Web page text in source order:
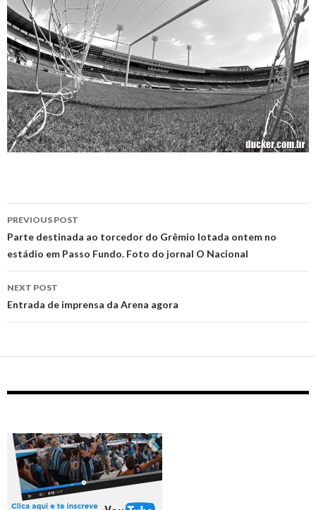
Post
navigation
PREVIOUS POST
Parte destinada ao torcedor do Grêmio lotada ontem no
estádio em Passo Fundo. Foto do jornal O Nacional
NEXT POST
Entrada de imprensa da Arena agora